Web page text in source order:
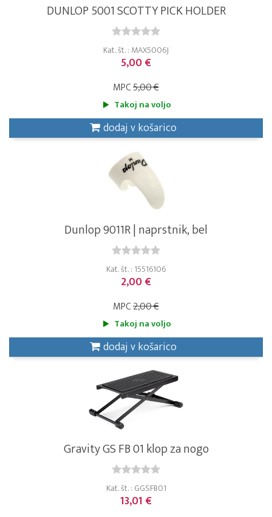
DUNLOP 5001 SCOTTY PICK HOLDER
Kat. št. : MAX5006J
5,00 €
MPC5,00 €
Takoj na voljo
dodaj v košarico
Dunlop 9011R | naprstnik, bel
Kat. št. : 15516106
2,00 €
MPC2,00 €
Takoj na voljo
dodaj v košarico
Gravity GS FB 01 klop za nogo
Kat. št. : GGSFB01
13,01 €